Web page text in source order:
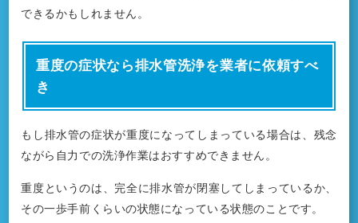
できるかもしれません。
重度の症状なら排水管洗浄を業者に依頼すべ
き
もし排水管の症状が重度になってしまっている場合は、残念
ながら自力での洗浄作業はおすすめできません。
重度というのは、完全に排水管が閉塞してしまっているか、
その一歩手前くらいの状態になっている状態のことです。